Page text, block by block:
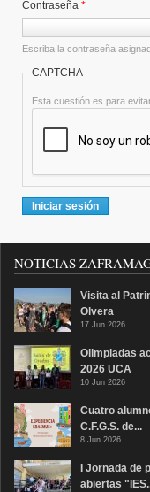
Contraseña *
Escriba la contraseña
CAPTCHA
Esta cuestión es para
NOTICIAS
Visita al
Olvera
17 Jun 2026
Olimpiadas
2026 UCA
10 Jun 2026
Cuatro
C.F.G.S. de...
8 Jun 2026
I Jornada de
abiertas